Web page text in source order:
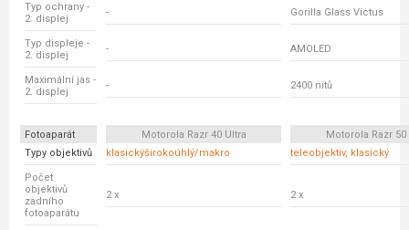
Typ ochrany -
2. displej
- Gorilla Glass Victus
Typ displeje -
2. displej
- AMOLED
Maximální jas -
2. displej
- 2400 nitů
Fotoaparát Motorola Razr 40 Ultra
Motorola Razr 50
Typy objektivů
klasickýširokoúhlý/makro teleobjektiv, klasický
Počet
objektivů
zadního
fotoaparátu
2 x 2 x